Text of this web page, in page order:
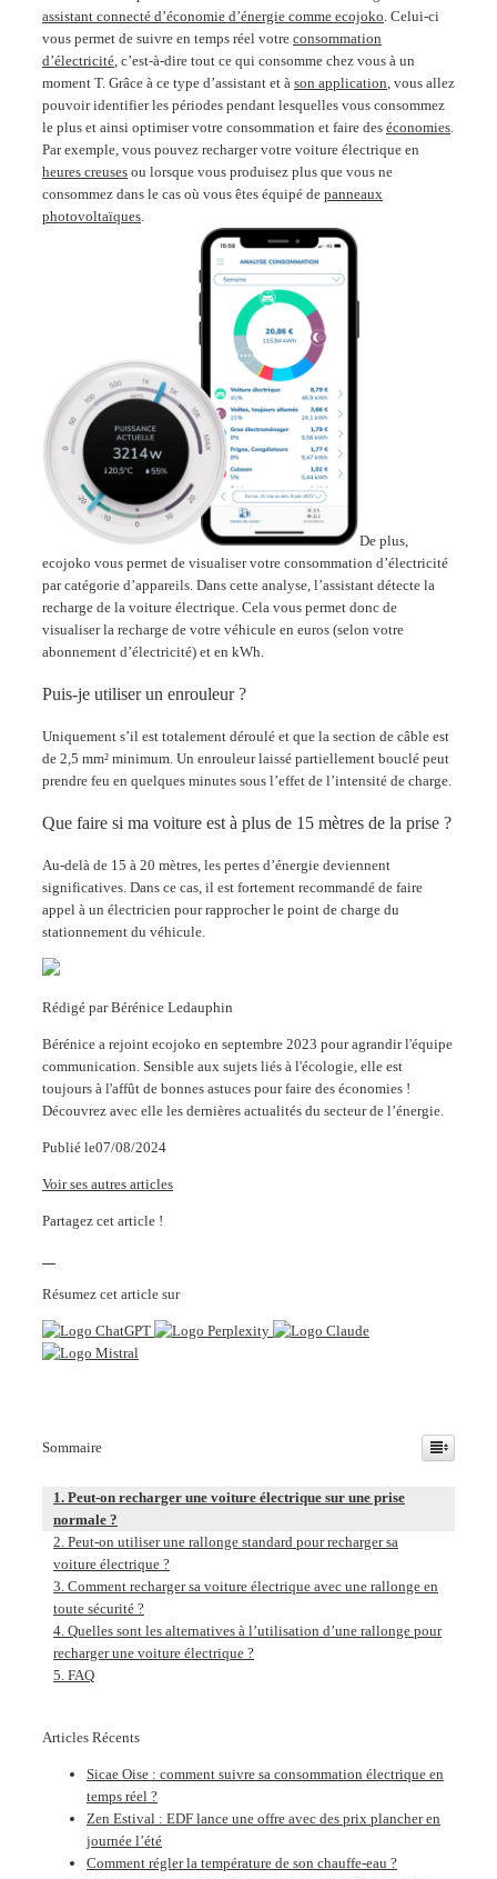
assistant connecté d’économie d’énergie comme ecojoko. Celui-ci
vous permet de suivre en temps réel votre consommation
d’électricité, c’est-à-dire tout ce qui consomme chez vous à un
moment T. Grâce à ce type d’assistant et à son application, vous allez
pouvoir identifier les périodes pendant lesquelles vous consommez
le plus et ainsi optimiser votre consommation et faire des économies.
Par exemple, vous pouvez recharger votre voiture électrique en
heures creuses ou lorsque vous produisez plus que vous ne
consommez dans le cas où vous êtes équipé de panneaux
photovoltaïques.
De plus,
ecojoko vous permet de visualiser votre consommation d’électricité
par catégorie d’appareils. Dans cette analyse, l’assistant détecte la
recharge de la voiture électrique. Cela vous permet donc de
visualiser la recharge de votre véhicule en euros (selon votre
abonnement d’électricité) et en kWh.
Puis-je utiliser un enrouleur ?
Uniquement s’il est totalement déroulé et que la section de câble est
de 2,5 mm² minimum. Un enrouleur laissé partiellement bouclé peut
prendre feu en quelques minutes sous l’effet de l’intensité de charge.
Que faire si ma voiture est à plus de 15 mètres de la prise ?
Au-delà de 15 à 20 mètres, les pertes d’énergie deviennent
significatives. Dans ce cas, il est fortement recommandé de faire
appel à un électricien pour rapprocher le point de charge du
stationnement du véhicule.
Rédigé parBérénice Ledauphin
Bérénice a rejoint ecojoko en septembre 2023 pour agrandir l'équipe
communication. Sensible aux sujets liés à l'écologie, elle est
toujours à l'affût de bonnes astuces pour faire des économies !
Découvrez avec elle les dernières actualités du secteur de l’énergie.
Publié le07/08/2024
Voir ses autres articles
Partagez cet article !
Résumez cet article sur
Sommaire
Peut-on recharger une voiture électrique sur une prise
normale ?
Peut-on utiliser une rallonge standard pour recharger sa
voiture électrique ?
Comment recharger sa voiture électrique avec une rallonge en
toute sécurité ?
Quelles sont les alternatives à l’utilisation d’une rallonge pour
recharger une voiture électrique ?
FAQ
Articles Récents
Sicae Oise : comment suivre sa consommation électrique en
temps réel ?
Zen Estival : EDF lance une offre avec des prix plancher en
journée l’été
Comment régler la température de son chauffe-eau ?